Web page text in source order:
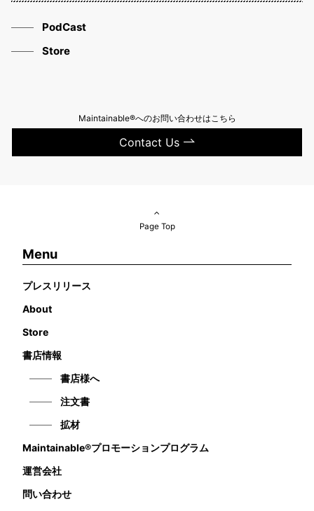
PodCast
Store
Maintainable®へのお問い合わせはこちら
Contact Us
Page Top
Menu
プレスリリース
About
Store
書店情報
書店様へ
注文書
拡材
Maintainable®プロモーションプログラム
運営会社
問い合わせ